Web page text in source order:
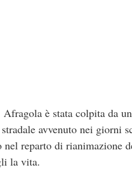
è stata colpita da
avvenuto nei giorni
nel reparto di rianimazione
la vita.